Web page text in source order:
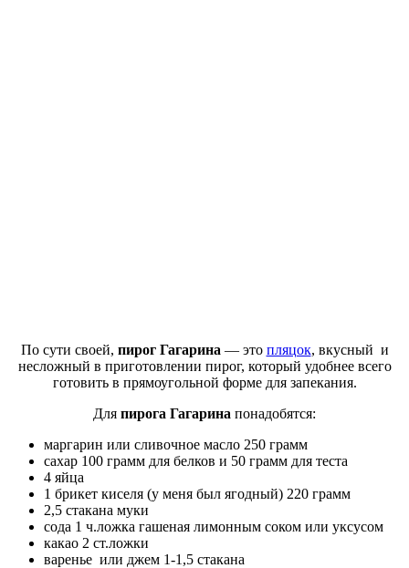
По сути своей, пирог Гагарина — это пляцок, вкусный и
несложный в приготовлении пирог, который удобнее всего
готовить в прямоугольной форме для запекания.
Для пирога Гагарина понадобятся:
маргарин или сливочное масло 250 грамм
сахар 100 грамм для белков и 50 грамм для теста
4 яйца
1 брикет киселя (у меня был ягодный) 220 грамм
2,5 стакана муки
сода 1 ч.ложка гашеная лимонным соком или уксусом
какао 2 ст.ложки
варенье или джем 1-1,5 стакана